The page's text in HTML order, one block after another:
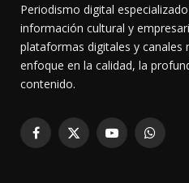
Periodismo digital
información cultural y
plataformas digitales y
enfoque en la calidad, la
contenido.
Facebook
X
YouTube